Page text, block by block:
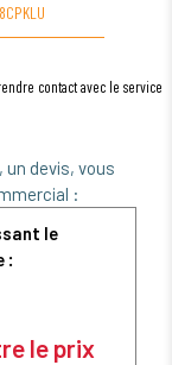
contact avec le service
devis, vous
:
le
:
le prix